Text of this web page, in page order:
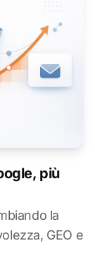
più
la
GEO e